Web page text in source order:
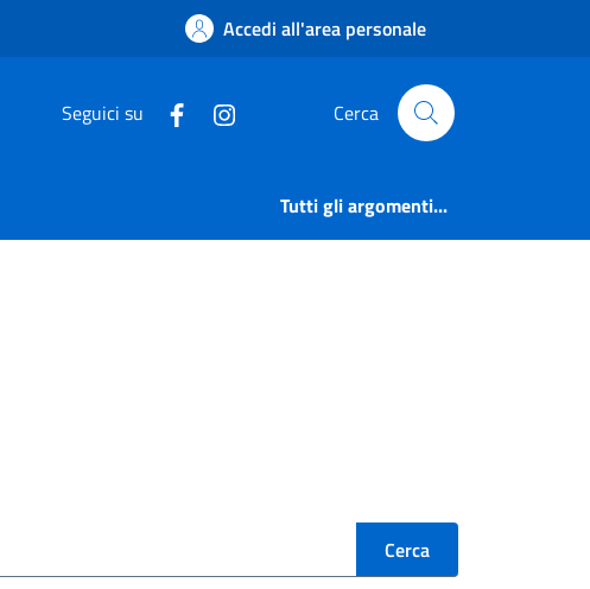
Line | Comune di
Accedi all'area personale
Seguici su Cerca
Tutti gli argomenti...